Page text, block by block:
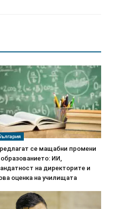
се мащабни промени
образованието: ИИ,
на директорите и
оценка на училищата